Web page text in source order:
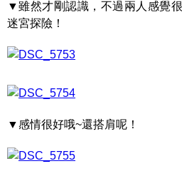
▼雖然才剛認識，不過兩人感覺
迷宮探險！
▼感情很好哦~還搭肩呢！